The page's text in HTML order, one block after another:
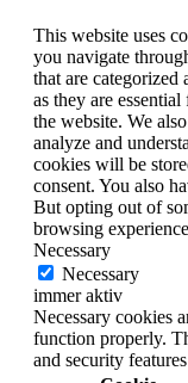
This website uses
you navigate
that are categorized
as they are
the website. We
analyze and
cookies will be
consent. You also
But opting out of
browsing
Necessary
Necessary
immer aktiv
Necessary cookies
function properly.
and security